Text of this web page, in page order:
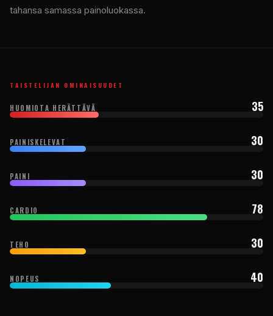
tahansa samassa painoluokassa.
TAISTELIJAN OMINAISUUDET
HUOMIOTA HERÄTTÄVÄ 35
PAINISKELEVAT 30
PAINI 30
CARDIO 78
TEHO 30
NOPEUS 40